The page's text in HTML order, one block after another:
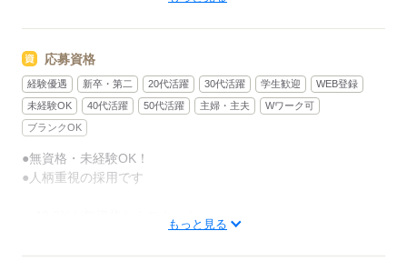
経験や資格がまったくいらない
“サポート”的なお仕事が増えてるんです。
たとえば、未経験・無資格の
新人さんにお任せするのは
の補充・運搬 など
カンタンなお仕事ばかり。
お仕事に慣れてきたら、少しずつ
応募資格
経験優遇 新卒・第二 20代活躍 30代活躍 学生歓迎
WEB登録
未経験OK
40代活躍 50代活躍 主婦・主夫
Wワーク可
ブランクOK
●無資格・未経験OK！
●人柄重視の採用です
・56.7％が未経験からスタート
もっと見る